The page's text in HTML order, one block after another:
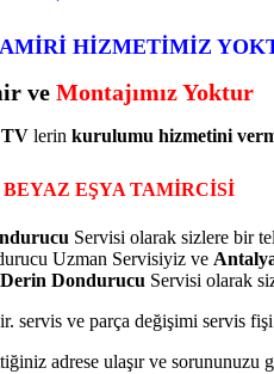
HİZMETİMİZ
ve Montajımız Yoktur
TV lerin kurulumu hizmetini
BEYAZ EŞYA TAMİRCİSİ
Servisi olarak sizlere bir
Uzman Servisiyiz ve
Dondurucu Servisi olarak
ve parça değişimi servis
adrese ulaşır ve